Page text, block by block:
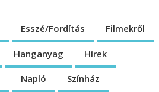
Esszé/Fordítás Filmekről
Hanganyag Hírek
Napló Színház